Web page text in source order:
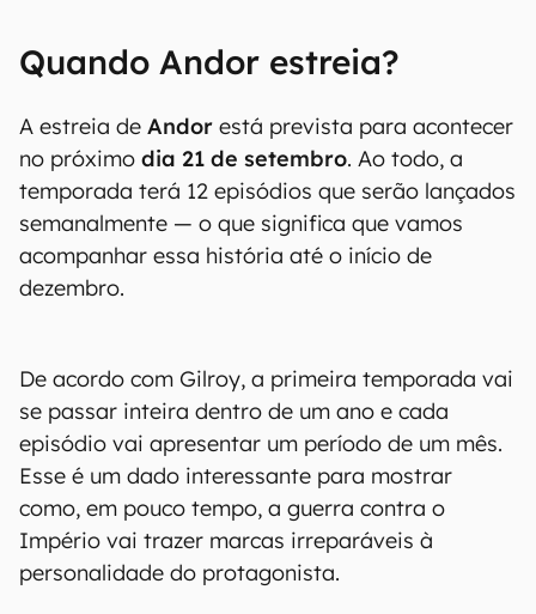
Quando Andor estreia?
A estreia de Andor está prevista para acontecer
no próximo dia 21 de setembro. Ao todo, a
temporada terá 12 episódios que serão lançados
semanalmente — o que significa que vamos
acompanhar essa história até o início de
dezembro.
De acordo com Gilroy, a primeira temporada vai
se passar inteira dentro de um ano e cada
episódio vai apresentar um período de um mês.
Esse é um dado interessante para mostrar
como, em pouco tempo, a guerra contra o
Império vai trazer marcas irreparáveis à
personalidade do protagonista.